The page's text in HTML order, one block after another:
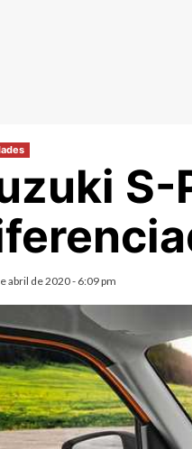
S-
abril de 2020 - 6:09 pm